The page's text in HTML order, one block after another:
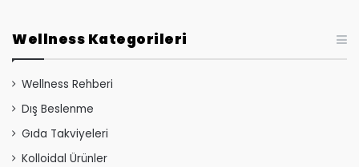
Wellness Kategorileri
Wellness Rehberi
Dış Beslenme
Gıda Takviyeleri
Kolloidal Ürünler